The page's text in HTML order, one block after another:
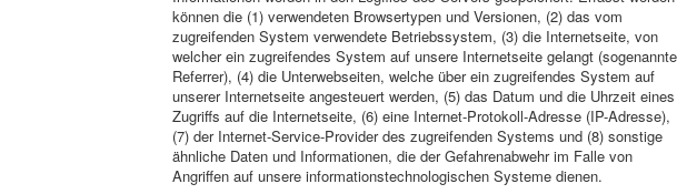
können die (1) verwendeten Browsertypen und Versionen, (2) das vom
zugreifenden System verwendete Betriebssystem, (3) die Internetseite, von
welcher ein zugreifendes System auf unsere Internetseite gelangt (sogenannte
Referrer), (4) die Unterwebseiten, welche über ein zugreifendes System auf
unserer Internetseite angesteuert werden, (5) das Datum und die Uhrzeit eines
Zugriffs auf die Internetseite, (6) eine Internet-Protokoll-Adresse (IP-Adresse),
(7) der Internet-Service-Provider des zugreifenden Systems und (8) sonstige
ähnliche Daten und Informationen, die der Gefahrenabwehr im Falle von
Angriffen auf unsere informationstechnologischen Systeme dienen.